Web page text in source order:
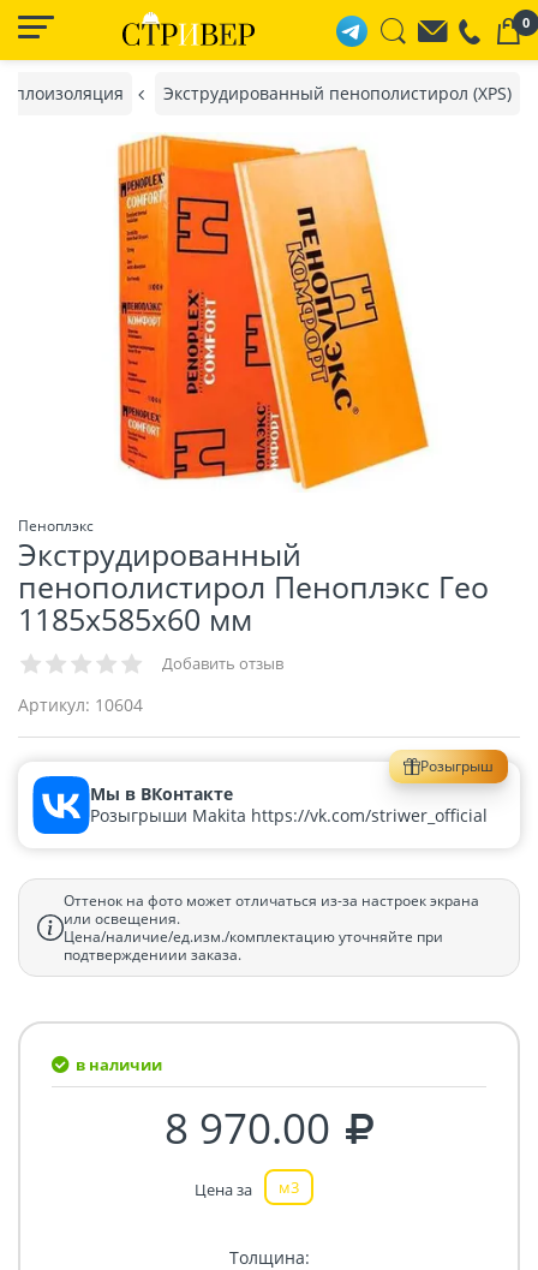
0
Экструдированный пенополистирол (XPS)
Пеноплэкс
Экструдированный
пенополистирол Пеноплэкс Гео
1185х585х60 мм
Добавить отзыв
Артикул: 10604
Розыгрыш
Мы в ВКонтакте
Розыгрыши Makita https://vk.com/striwer_official
Оттенок на фото может отличаться из-за настроек экрана
или освещения.
Цена/наличие/ед.изм./комплектацию уточняйте при
подтверждениии заказа.
в наличии
8 970.00
Цена за м3
Толщина: